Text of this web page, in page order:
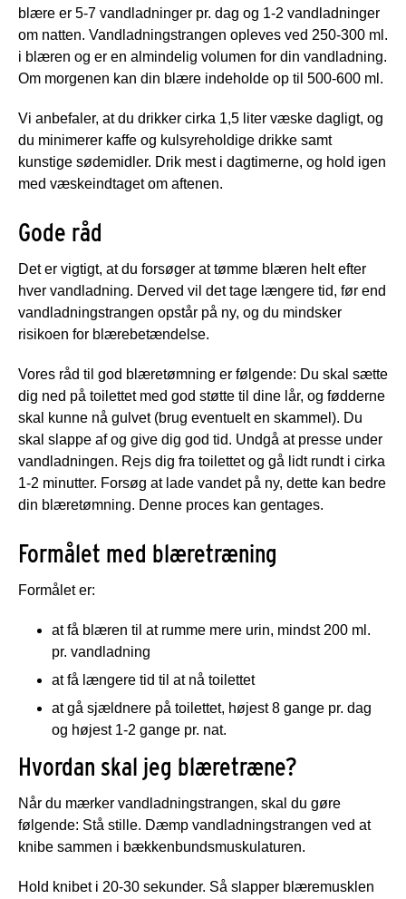
blære er 5-7 vandladninger pr. dag og 1-2 vandladninger
om natten. Vandladningstrangen opleves ved 250-300 ml.
i blæren og er en almindelig volumen for din vandladning.
Om morgenen kan din blære indeholde op til 500-600 ml.
Vi anbefaler, at du drikker cirka 1,5 liter væske dagligt, og
du minimerer kaffe og kulsyreholdige drikke samt
kunstige sødemidler. Drik mest i dagtimerne, og hold igen
med væskeindtaget om aftenen.
Gode råd
Det er vigtigt, at du forsøger at tømme blæren helt efter
hver vandladning. Derved vil det tage længere tid, før end
vandladningstrangen opstår på ny, og du mindsker
risikoen for blærebetændelse.
Vores råd til god blæretømning er følgende: Du skal sætte
dig ned på toilettet med god støtte til dine lår, og fødderne
skal kunne nå gulvet (brug eventuelt en skammel). Du
skal slappe af og give dig god tid. Undgå at presse under
vandladningen. Rejs dig fra toilettet og gå lidt rundt i cirka
1-2 minutter. Forsøg at lade vandet på ny, dette kan bedre
din blæretømning. Denne proces kan gentages.
Formålet med blæretræning
Formålet er:
at få blæren til at rumme mere urin, mindst 200 ml.
pr. vandladning
at få længere tid til at nå toilettet
at gå sjældnere på toilettet, højest 8 gange pr. dag
og højest 1-2 gange pr. nat.
Hvordan skal jeg blæretræne?
Når du mærker vandladningstrangen, skal du gøre
følgende: Stå stille. Dæmp vandladningstrangen ved at
knibe sammen i bækkenbundsmuskulaturen.
Hold knibet i 20-30 sekunder. Så slapper blæremusklen